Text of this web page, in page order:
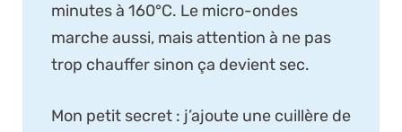
minutes à 160°C. Le micro-ondes
marche aussi, mais attention à ne pas
trop chauffer sinon ça devient sec.
Mon petit secret : j’ajoute une cuillère de